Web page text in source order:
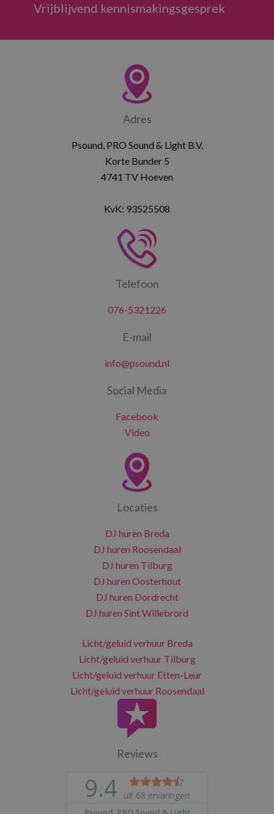
Vrijblijvend kennismakingsgesprek
Adres
Psound, PRO Sound & Light B.V.
Korte Bunder 5
4741 TV Hoeven
KvK: 93525508
Telefoon
076-5321226
E-mail
info@psound.nl
Social Media
Facebook
Video
Locaties
DJ huren Breda
DJ huren Roosendaal
DJ huren Tilburg
DJ huren Oosterhout
DJ huren Dordrecht
DJ huren Sint Willebrord
Licht/geluid verhuur Breda
Licht/geluid verhuur Tilburg
Licht/geluid verhuur Etten-Leur
Licht/geluid verhuur Roosendaal
Reviews